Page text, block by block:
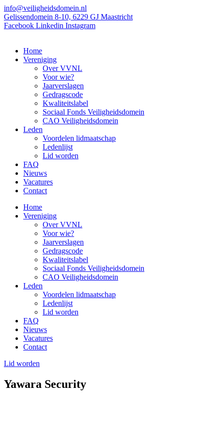
Ga
naar
de
info@veiligheidsdomein.nl
Gelissendomein 8-10, 6229 GJ Maastricht
Facebook Linkedin Instagram
Home
Vereniging
Over VVNL
Voor wie?
Jaarverslagen
Gedragscode
Kwaliteitslabel
Sociaal Fonds Veiligheidsdomein
CAO Veiligheidsdomein
Leden
Voordelen lidmaatschap
Ledenlijst
Lid worden
FAQ
Nieuws
Vacatures
Contact
Home
Vereniging
Over VVNL
Voor wie?
Jaarverslagen
Gedragscode
Kwaliteitslabel
Sociaal Fonds Veiligheidsdomein
CAO Veiligheidsdomein
Leden
Voordelen lidmaatschap
Ledenlijst
Lid worden
FAQ
Nieuws
Vacatures
Contact
Lid worden
Yawara Security